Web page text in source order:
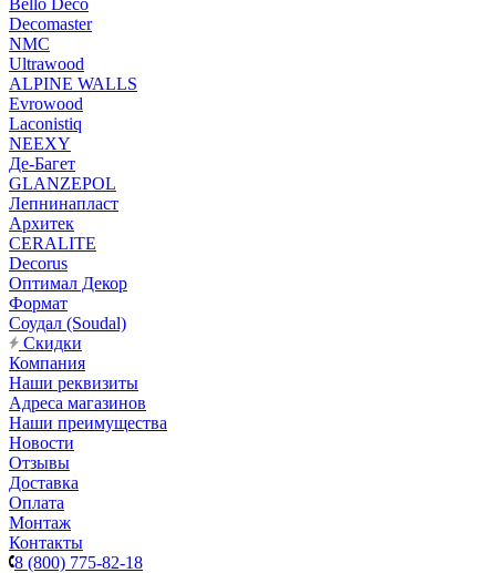
Bello Deco
Decomaster
NMС
Ultrawood
ALPINE WALLS
Evrowood
Laconistiq
NEEXY
Де-Багет
GLANZEPOL
Лепнинапласт
Архитек
CERALITE
Decorus
Оптимал Декор
Формат
Соудал (Soudal)
Скидки
Компания
Наши реквизиты
Адреса магазинов
Наши преимущества
Новости
Отзывы
Доставка
Оплата
Монтаж
Контакты
8 (800) 775-82-18